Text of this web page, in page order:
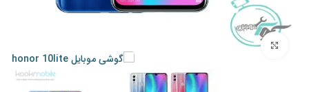
Click to enlarge